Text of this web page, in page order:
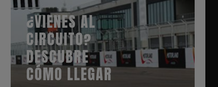
¿VIENES AL
CIRCUITO?
DESCUBRE
CÓMO LLEGAR